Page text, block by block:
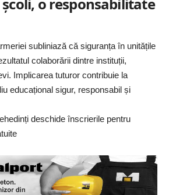
subliniază că siguranța în unitățile
colaborării dintre instituții,
Implicarea tuturor contribuie la
educațional sigur, responsabil și
deschide înscrierile pentru